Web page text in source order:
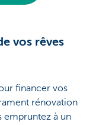
vos rêves
financer vos
rénovation
empruntez à un